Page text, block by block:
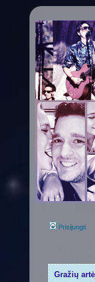
Prisijungti
Gražių